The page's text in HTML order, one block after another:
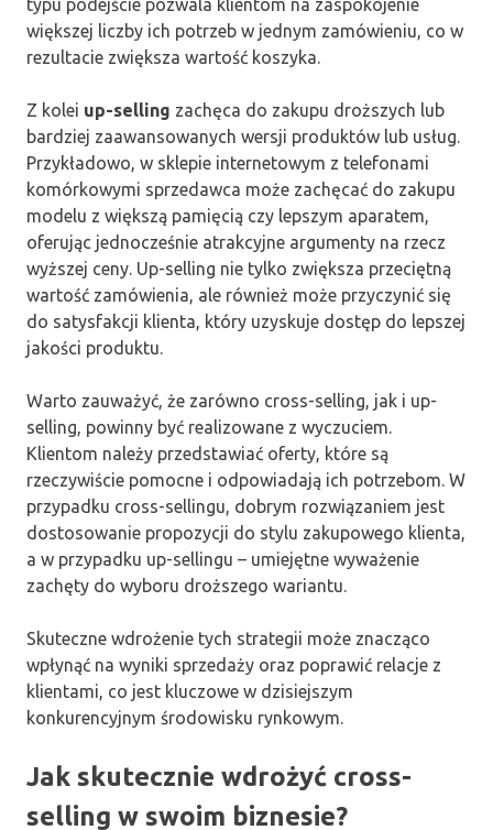
typu podejście pozwala klientom na zaspokojenie
większej liczby ich potrzeb w jednym zamówieniu, co w
rezultacie zwiększa wartość koszyka.
Z kolei up-selling zachęca do zakupu droższych lub
bardziej zaawansowanych wersji produktów lub usług.
Przykładowo, w sklepie internetowym z telefonami
komórkowymi sprzedawca może zachęcać do zakupu
modelu z większą pamięcią czy lepszym aparatem,
oferując jednocześnie atrakcyjne argumenty na rzecz
wyższej ceny. Up-selling nie tylko zwiększa przeciętną
wartość zamówienia, ale również może przyczynić się
do satysfakcji klienta, który uzyskuje dostęp do lepszej
jakości produktu.
Warto zauważyć, że zarówno cross-selling, jak i up-
selling, powinny być realizowane z wyczuciem.
Klientom należy przedstawiać oferty, które są
rzeczywiście pomocne i odpowiadają ich potrzebom. W
przypadku cross-sellingu, dobrym rozwiązaniem jest
dostosowanie propozycji do stylu zakupowego klienta,
a w przypadku up-sellingu – umiejętne wyważenie
zachęty do wyboru droższego wariantu.
Skuteczne wdrożenie tych strategii może znacząco
wpłynąć na wyniki sprzedaży oraz poprawić relacje z
klientami, co jest kluczowe w dzisiejszym
konkurencyjnym środowisku rynkowym.
Jak skutecznie wdrożyć cross-
selling w swoim biznesie?